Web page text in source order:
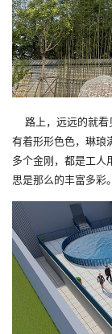
路上，远远的就看
有着形形色色，琳琅
多个金刚，都是工人
思是那么的丰富多彩。